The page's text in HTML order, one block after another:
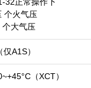
个火气压
个大气压
A1S）
（XCT）